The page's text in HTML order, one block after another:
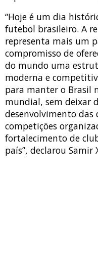
“Hoje é um dia
futebol brasileiro. A
representa mais um
compromisso de
do mundo uma
moderna e
para manter o Brasil
mundial, sem deixar
desenvolvimento das
competições
fortalecimento de
país”, declarou Samir